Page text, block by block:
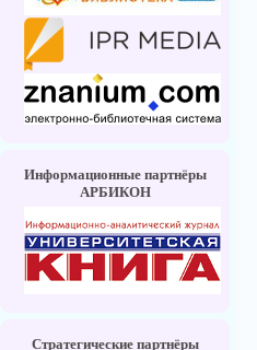
Информационные партнёры
АРБИКОН
Стратегические партнёры